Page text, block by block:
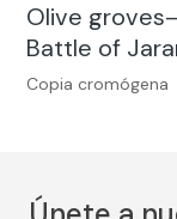
Olive
Battle of
Copia cromógena